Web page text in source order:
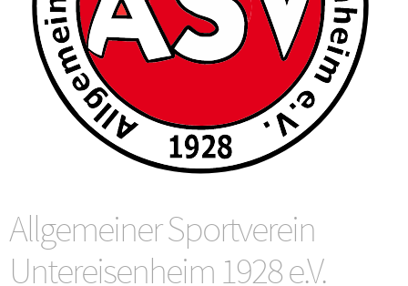
Allgemeiner Sportverein
Untereisenheim 1928 e.V.